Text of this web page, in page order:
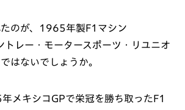
たのが、1965年製F1マシン
トレー・モータースポーツ・リユニオ
はないでしょうか。
メキシコGPで栄冠を勝ち取ったF1